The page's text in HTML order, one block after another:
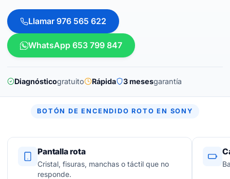
Llamar 976 565 622
WhatsApp 653 799 847
Diagnósticogratuito Rápida 3 mesesgarantía
BOTÓN DE ENCENDIDO ROTO EN SONY
Pantalla rota
Cristal, fisuras, manchas o táctil que no
responde.